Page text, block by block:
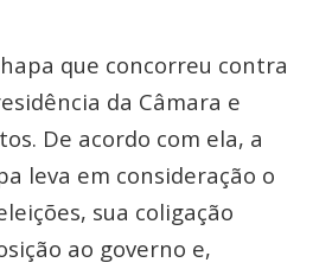
que concorreu contra
da Câmara e
De acordo com ela, a
leva em consideração o
sua coligação
ao governo e,